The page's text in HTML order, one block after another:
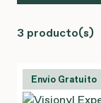
3 producto(s)
Envío Gratuito